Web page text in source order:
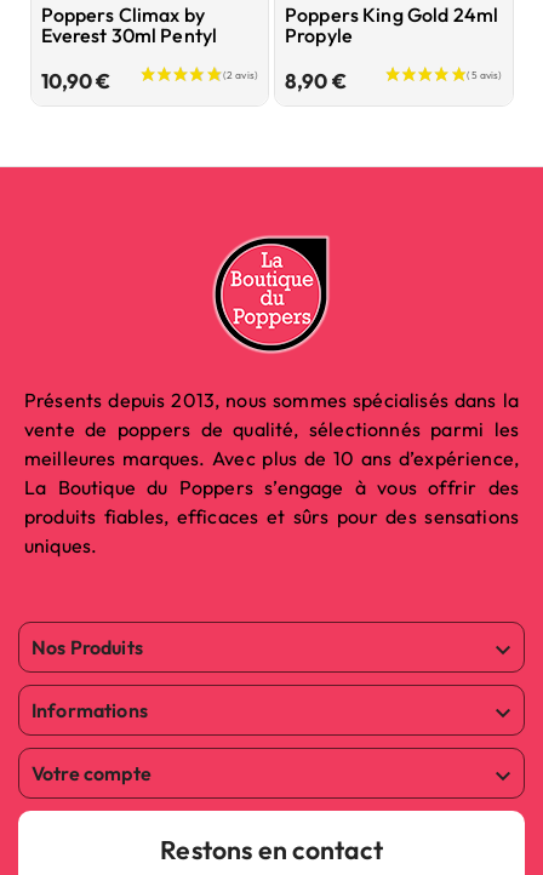
Poppers Climax by
Everest 30ml Pentyl
10,90 €Prix
Poppers King Gold 24ml
Propyle
8,90 €Prix
Présents depuis 2013, nous sommes spécialisés dans la
vente de poppers de qualité, sélectionnés parmi les
meilleures marques. Avec plus de 10 ans d’expérience,
La Boutique du Poppers s’engage à vous offrir des
produits fiables, efficaces et sûrs pour des sensations
uniques.
Nos Produits 
Informations 
Votre compte 
Restons en contact